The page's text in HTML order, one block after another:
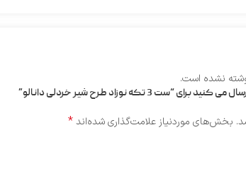
نشده است.
3 تکه نوزاد طرح شیر خردلی دانالو”
بخش‌های موردنیاز علامت‌گذاری شده‌اند*